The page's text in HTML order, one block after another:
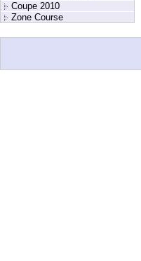
Coupe 2010
Zone Course